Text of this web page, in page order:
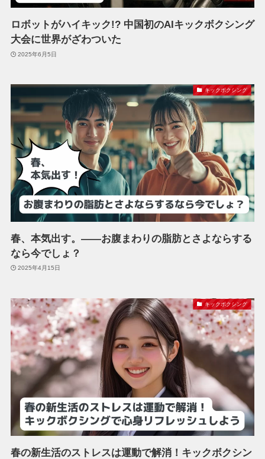
ロボットがハイキック!? 中国初のAIキックボクシング
大会に世界がざわついた
2025年6月5日
キックボクシング
春、本気出す。——お腹まわりの脂肪とさよならする
なら今でしょ？
2025年4月15日
キックボクシング
春の新生活のストレスは運動で解消！キックボクシン